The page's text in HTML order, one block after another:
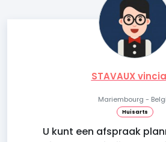
STAVAUX
Mariembourg -
Huisarts
U kunt een afspraak